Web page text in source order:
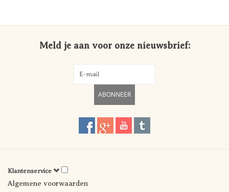
Meld je aan voor onze nieuwsbrief:
ABONNEER
Klantenservice
Algemene voorwaarden